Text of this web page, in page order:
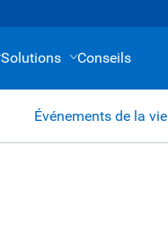
Solutions Conseils
Événements de la vie